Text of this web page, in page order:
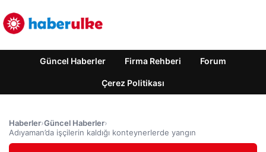
Güncel Haberler Firma Rehberi Forum
Çerez Politikası
Haberler›Güncel Haberler›
Adıyaman’da işçilerin kaldığı konteynerlerde yangın